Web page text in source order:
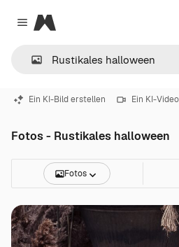
Close menu
Magnific
Ein KI-Bild erstellen Ein KI-
Fotos - Rustikales halloween
Fotos